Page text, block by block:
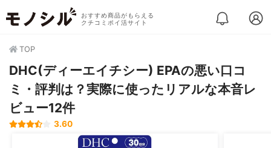
おすすめ商品がもらえる
クチコミポイ活サイト
TOP
DHC(ディーエイチシー) EPAの悪い口コ
ミ・評判は？実際に使ったリアルな本音レ
ビュー12件
3.60